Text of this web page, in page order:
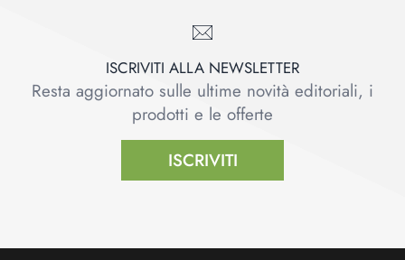
ISCRIVITI ALLA NEWSLETTER
Resta aggiornato sulle ultime novità editoriali, i
prodotti e le offerte
ISCRIVITI